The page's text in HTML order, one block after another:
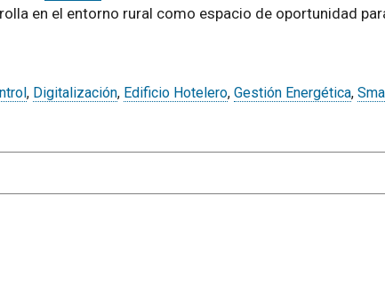
en el entorno rural como espacio de oportunidad
, Digitalización, Edificio Hotelero, Gestión Energética,